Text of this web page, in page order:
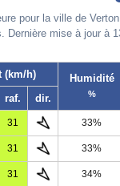
pour la ville de
Dernière mise à jour à
(km/h) Humidité
%
raf. dir.
31 33%
31 33%
31 34%